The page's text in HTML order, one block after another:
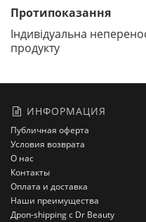
Протипоказання
Індивідуальна
продукту
ИНФОРМАЦИЯ
Публичная оферта
Условия возврата
О нас
Контакты
Оплата и доставка
Наши преимущества
Дроп-shipping с Dr Beauty